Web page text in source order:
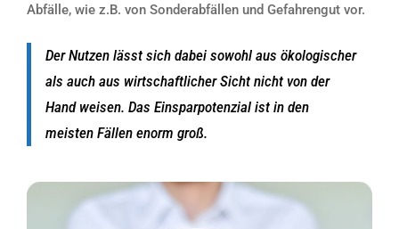
Abfälle, wie z.B. von Sonderabfällen und Gefahrengut vor.
Der Nutzen lässt sich dabei sowohl aus ökologischer
als auch aus wirtschaftlicher Sicht nicht von der
Hand weisen. Das Einsparpotenzial ist in den
meisten Fällen enorm groß.